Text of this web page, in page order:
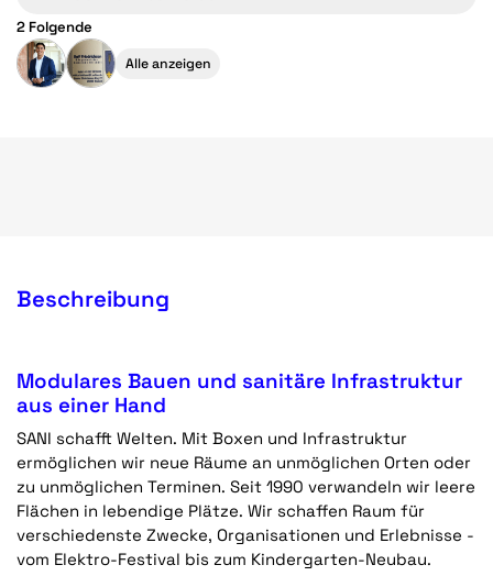
2 Folgende
Alle anzeigen
Beschreibung
Modulares Bauen und sanitäre Infrastruktur
aus einer Hand
SANI schafft Welten. Mit Boxen und Infrastruktur
ermöglichen wir neue Räume an unmöglichen Orten oder
zu unmöglichen Terminen. Seit 1990 verwandeln wir leere
Flächen in lebendige Plätze. Wir schaffen Raum für
verschiedenste Zwecke, Organisationen und Erlebnisse -
vom Elektro-Festival bis zum Kindergarten-Neubau.